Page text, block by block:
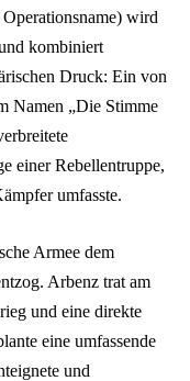
wird
kombiniert
Druck: Ein von
Namen „Die Stimme
einer Rebellentruppe,
umfasste.
Armee dem
Arbenz trat am
und eine direkte
eine umfassende
und